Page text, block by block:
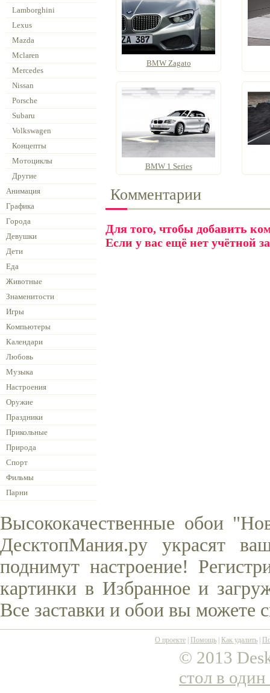
Lamborghini
Lexus
Mazda
Mclaren
Mercedes
Nissan
Porsche
Subaru
Volkswagen
Концепты
Мотоциклы
Другие
Анимация
Графика
Города
Девушки
Дети
Еда
Животные
Знаменитости
Игры
Компьютеры
Календари
Любовь
Музыка
Настроения
Оружие
Праздники
Прикольные
Природа
Спорт
Фильмы
Парни
BMW Zagato
BMW 1 Series
Комментарии
Для того, чтобы добавить
Если у вас ещё нет учётной
Высококачественные обои
ДесктопМания.ру украсят
поднимут настроение!
картинки в Избранное и
Все заставки и обои вы можете
О проекте Помощь Как удалить
© 2013
стол в